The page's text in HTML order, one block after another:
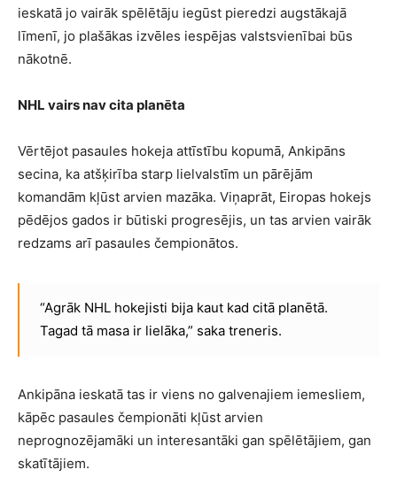
ieskatā jo vairāk spēlētāju iegūst pieredzi augstākajā
līmenī, jo plašākas izvēles iespējas valstsvienībai būs
nākotnē.
NHL vairs nav cita planēta
Vērtējot pasaules hokeja attīstību kopumā, Ankipāns
secina, ka atšķirība starp lielvalstīm un pārējām
komandām kļūst arvien mazāka. Viņaprāt, Eiropas hokejs
pēdējos gados ir būtiski progresējis, un tas arvien vairāk
redzams arī pasaules čempionātos.
“Agrāk NHL hokejisti bija kaut kad citā planētā.
Tagad tā masa ir lielāka,” saka treneris.
Ankipāna ieskatā tas ir viens no galvenajiem iemesliem,
kāpēc pasaules čempionāti kļūst arvien
neprognozējamāki un interesantāki gan spēlētājiem, gan
skatītājiem.